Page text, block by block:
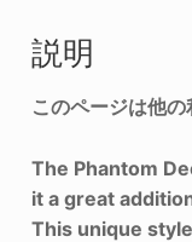
説明
このページは他
The Phantom
it a great
This unique